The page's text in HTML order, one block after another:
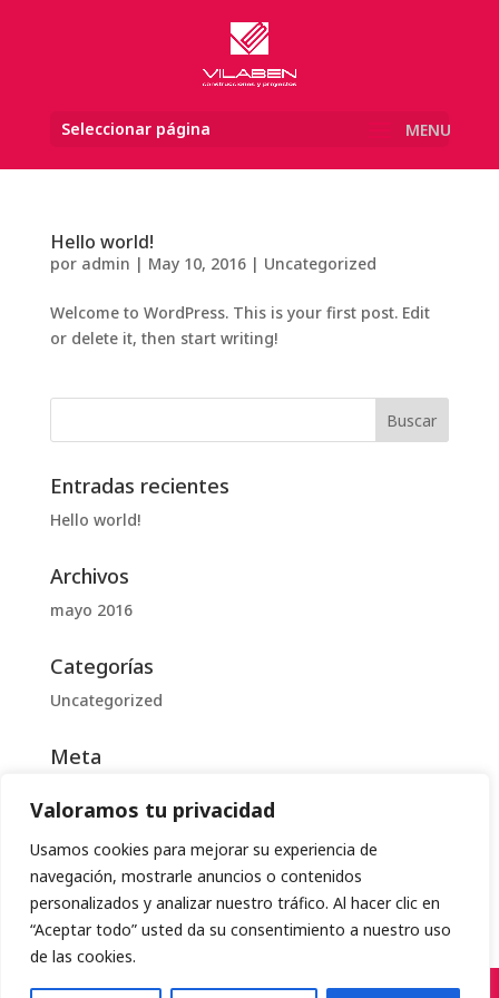
Abrir barra de herramientas
Valoramos tu privacidad
Usamos cookies para mejorar su experiencia de
navegación, mostrarle anuncios o contenidos
personalizados y analizar nuestro tráfico. Al hacer clic en
“Aceptar todo” usted da su consentimiento a nuestro uso
de las cookies.
Seleccionar página
Hello world!
por admin | May 10, 2016| Uncategorized
Welcome to WordPress. This is your first post. Edit
or delete it, then start writing!
Buscar:
Entradas recientes
Hello world!
Archivos
mayo 2016
Categorías
Uncategorized
Meta
Feed de entradas
Feed de comentarios
WordPress.org